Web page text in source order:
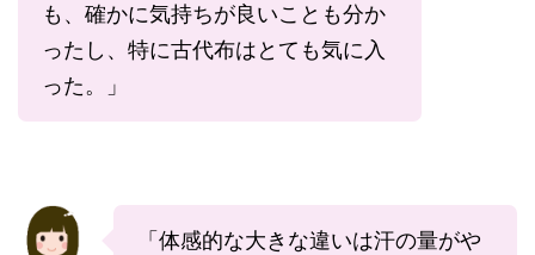
も、確かに気持ちが良いことも分か
ったし、特に古代布はとても気に入
った。」
「体感的な大きな違いは汗の量がや